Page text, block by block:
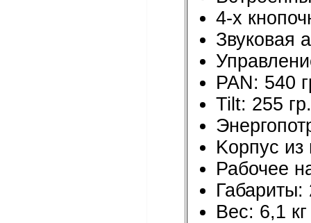
4-х
Звуковая
PAN: 540
Tilt: 255 гр.
Kорпус из
Рабочее
Вес: 6,1 кг